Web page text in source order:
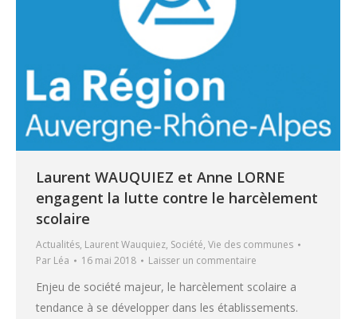
Laurent WAUQUIEZ et Anne LORNE
engagent la lutte contre le harcèlement
scolaire
Actualités, Laurent Wauquiez, Société, Vie des communes
Par Léa 16 mai 2018 Laisser un commentaire
Enjeu de société majeur, le harcèlement scolaire a
tendance à se développer dans les établissements.